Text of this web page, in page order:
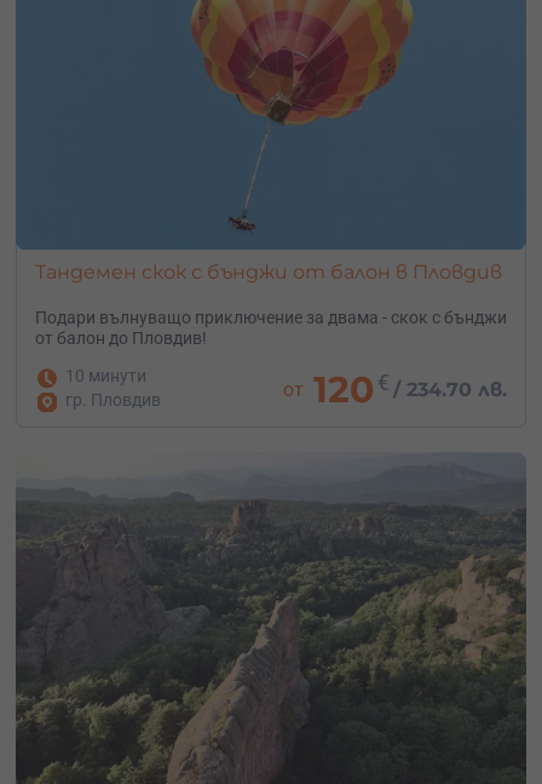
Тандемен скок с бънджи от балон в Пловдив
Подари вълнуващо приключение за двама - скок с бънджи
от балон до Пловдив!
10 минути
гр. Пловдив
от 120 € / 234.70 лв.